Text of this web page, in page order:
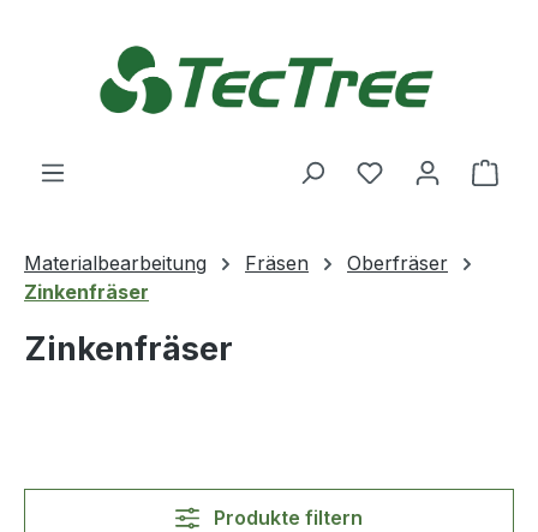
Du hast 0
Materialbearbeitung Fräsen
Oberfräser
Zinkenfräser
Zinkenfräser
Produkte filtern